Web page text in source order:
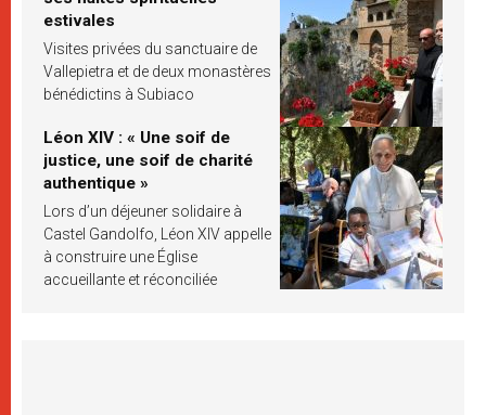
estivales
Visites privées du sanctuaire de
Vallepietra et de deux monastères
bénédictins à Subiaco
Léon XIV : « Une soif de
justice, une soif de charité
authentique »
Lors d’un déjeuner solidaire à
Castel Gandolfo, Léon XIV appelle
à construire une Église
accueillante et réconciliée